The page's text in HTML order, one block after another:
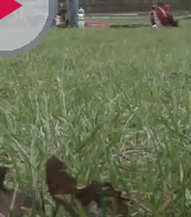
Video
abspielen